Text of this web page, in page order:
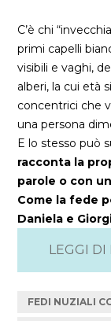
C’è chi
primi capelli
visibili e vaghi,
alberi, la cui età
concentrici che
una persona
E lo stesso può
racconta la
parole o con
Come la fede
Daniela e
LEGGI DI
FEDI NUZIALI